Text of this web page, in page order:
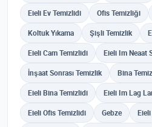
Eieli Ev Temizlidi Ofis Temizliği
Koltuk Yıkama Şişli Temizlik
Eieli Cam Temizlidi Eieli Im Neaat
İnşaat Sonrası Temizlik Bina
Eieli Bina Temizlidi Eieli Im Lag
Eieli Ofis Temizlidi Gebze